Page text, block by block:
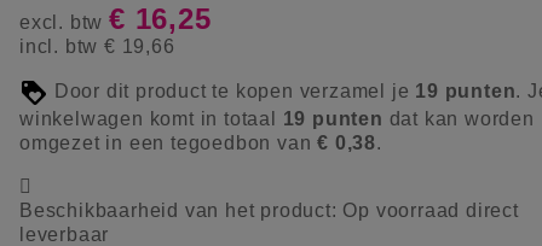
excl. btw € 16,25
incl. btw € 19,66
Door dit product te kopen verzamel je 19 punten.
winkelwagen komt in totaal 19 punten dat kan worden
omgezet in een tegoedbon van€ 0,38.

Beschikbaarheid van het product: Op voorraad direct
leverbaar